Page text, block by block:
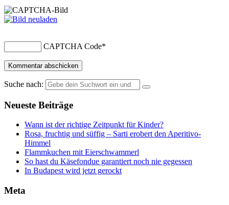
CAPTCHA Code*
Suche nach:
Neueste Beiträge
Wann ist der richtige Zeitpunkt für Kinder?
Rosa, fruchtig und süffig – Sarti erobert den Aperitivo-
Himmel
Flammkuchen mit Eierschwammerl
So hast du Käsefondue garantiert noch nie gegessen
In Budapest wird jetzt gerockt
Meta